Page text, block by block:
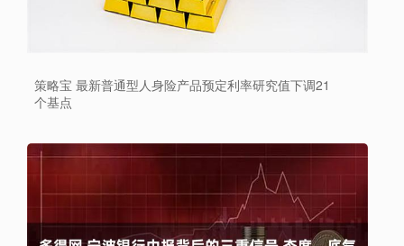
策略宝 最新普通型人身险产品预定利率研究值下调21
个基点